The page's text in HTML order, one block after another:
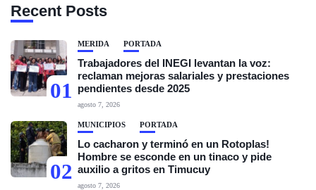
Recent Posts
01
MÉRIDA PORTADA
Trabajadores del INEGI levantan la voz:
reclaman mejoras salariales y prestaciones
pendientes desde 2025
agosto 7, 2026
02
MUNICIPIOS PORTADA
Lo cacharon y terminó en un Rotoplas!
Hombre se esconde en un tinaco y pide
auxilio a gritos en Timucuy
agosto 7, 2026